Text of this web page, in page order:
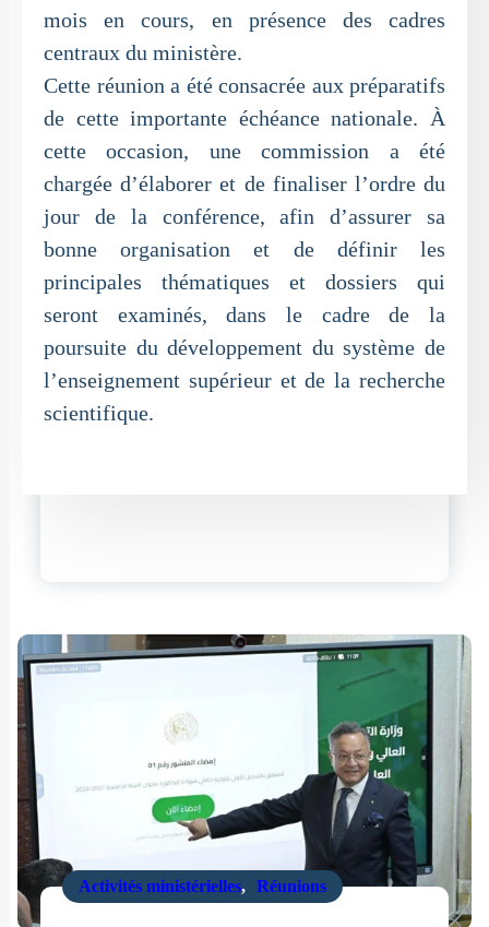
mois en cours, en présence des cadres
centraux du ministère.
Cette réunion a été consacrée aux préparatifs
de cette importante échéance nationale. À
cette occasion, une commission a été
chargée d’élaborer et de finaliser l’ordre du
jour de la conférence, afin d’assurer sa
bonne organisation et de définir les
principales thématiques et dossiers qui
seront examinés, dans le cadre de la
poursuite du développement du système de
l’enseignement supérieur et de la recherche
scientifique.
Activités ministérielles, Réunions